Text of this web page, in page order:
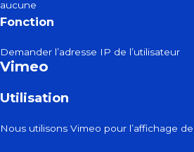
aucune
Fonction
Demander l’adresse IP de l’utilisateur
Vimeo
Utilisation
Nous utilisons Vimeo pour l’affichage de